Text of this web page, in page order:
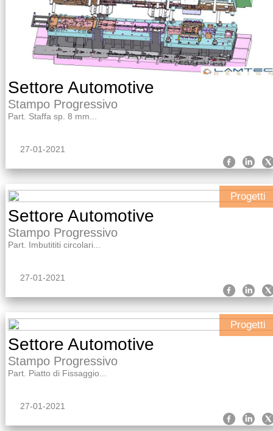
Settore Automotive
Stampo Progressivo
Part. Staffa sp. 8 mm...
27-01-2021
Progetti
Settore Automotive
Stampo Progressivo
Part. Imbutititi circolari...
27-01-2021
Progetti
Settore Automotive
Stampo Progressivo
Part. Piatto di Fissaggio...
27-01-2021